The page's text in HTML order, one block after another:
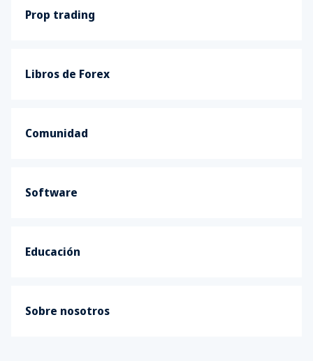
Prop trading
Libros de Forex
Comunidad
Software
Educación
Sobre nosotros